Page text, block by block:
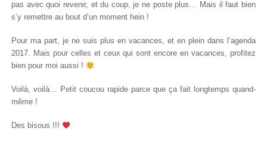
pas avec quoi revenir, et du coup, je ne poste plus… Mais il faut bien
s’y remettre au bout d’un moment hein !
Pour ma part, je ne suis plus en vacances, et en plein dans l’agenda
2017. Mais pour celles et ceux qui sont encore en vacances, profitez
bien pour moi aussi !
Voilà, voilà… Petit coucou rapide parce que ça fait longtemps quand-
même !
Des bisous !!!